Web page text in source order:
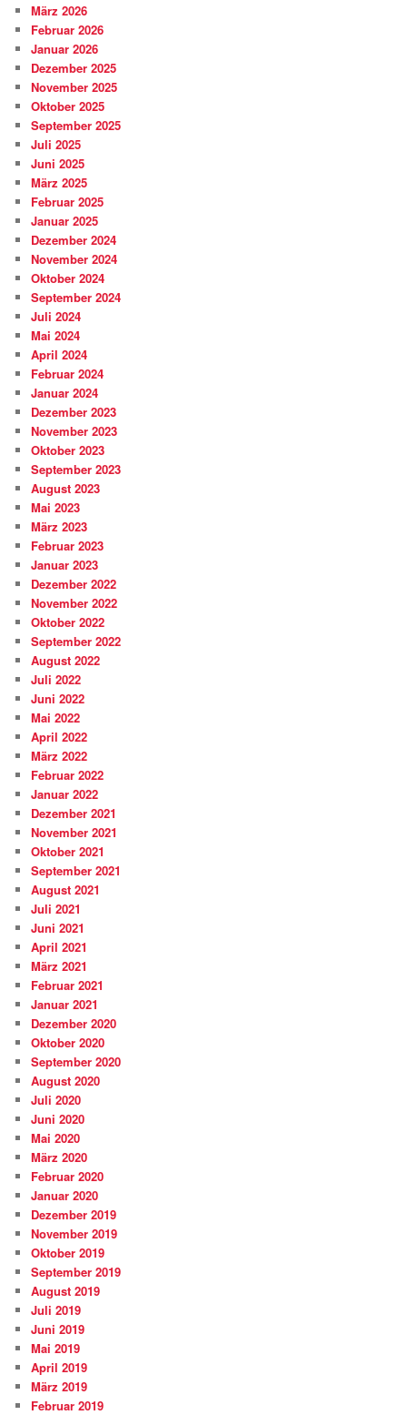
März 2026
Februar 2026
Januar 2026
Dezember 2025
November 2025
Oktober 2025
September 2025
Juli 2025
Juni 2025
März 2025
Februar 2025
Januar 2025
Dezember 2024
November 2024
Oktober 2024
September 2024
Juli 2024
Mai 2024
April 2024
Februar 2024
Januar 2024
Dezember 2023
November 2023
Oktober 2023
September 2023
August 2023
Mai 2023
März 2023
Februar 2023
Januar 2023
Dezember 2022
November 2022
Oktober 2022
September 2022
August 2022
Juli 2022
Juni 2022
Mai 2022
April 2022
März 2022
Februar 2022
Januar 2022
Dezember 2021
November 2021
Oktober 2021
September 2021
August 2021
Juli 2021
Juni 2021
April 2021
März 2021
Februar 2021
Januar 2021
Dezember 2020
Oktober 2020
September 2020
August 2020
Juli 2020
Juni 2020
Mai 2020
März 2020
Februar 2020
Januar 2020
Dezember 2019
November 2019
Oktober 2019
September 2019
August 2019
Juli 2019
Juni 2019
Mai 2019
April 2019
März 2019
Februar 2019